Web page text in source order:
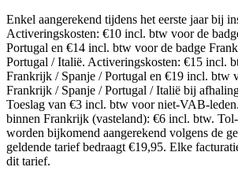
Enkel aangerekend tijdens het eerste jaar bij
Activeringskosten: €10 incl. btw voor de
Portugal en €14 incl. btw voor de badge
Portugal / Italië. Activeringskosten: €15 incl.
Frankrijk / Spanje / Portugal en €19 incl. btw
Frankrijk / Spanje / Portugal / Italië bij
Toeslag van €3 incl. btw voor niet-VAB-
binnen Frankrijk (vasteland): €6 incl. btw.
worden bijkomend aangerekend volgens de
geldende tarief bedraagt €19,95. Elke
dit tarief.